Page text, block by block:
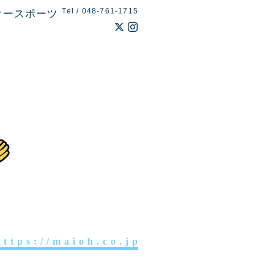
ースポーツ Tel / 048-761-1715
t t p s : / / m a i o h . c o . j p